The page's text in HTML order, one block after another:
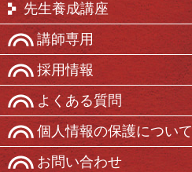
先生養成講座
講師専用
採用情報
よくある質問
個人情報の保護について
お問い合わせ